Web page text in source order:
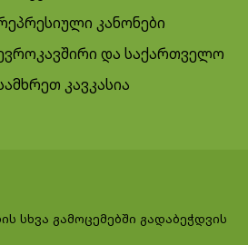
კანონები
და საქართველო
კავკასია
სხვა გამოცემებში გადაბეჭდვის